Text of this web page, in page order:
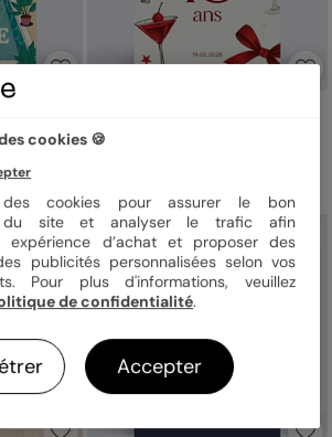
À partir de 1,39 €
cookies 🍪
des cookies pour assurer le bon
du site et analyser le trafic afin
expérience d’achat et proposer des
publicités personnalisées selon vos
Pour plus d'informations, veuillez
de confidentialité.
Accepter